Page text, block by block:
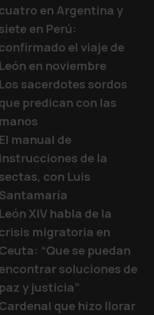
15 años sin un
Iglesia,Familia y Vida
en Argentina y
en Perú:
el viaje de
León en noviembre
Los sacerdotes sordos
predican con las
manos
El manual de
instrucciones de la
con Luis
Santamaría
León XIV habla de la
migratoria en
“Que se puedan
soluciones de
paz y justicia”
que hizo llorar